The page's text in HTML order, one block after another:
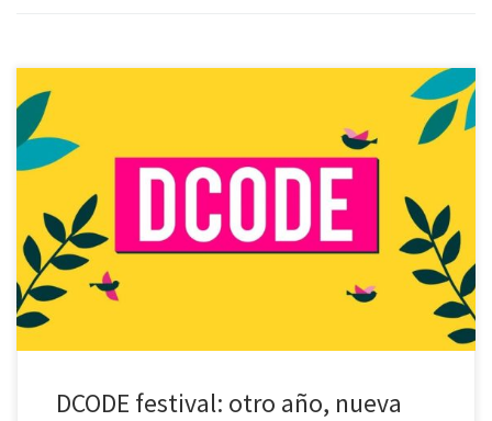
Con la venida del mes de septiembre llega también la cita
ineludible del DCODE festival a la capital. El sábado 7 en el
campus de la Universidad Complutense de Madrid se reunirán
nuevamente los mejores grupos para que todos lo gocemos.
Verano. Festivales. Madrid. Una combinación que ofrece multitud
de […]
DCODE festival: otro año, nueva